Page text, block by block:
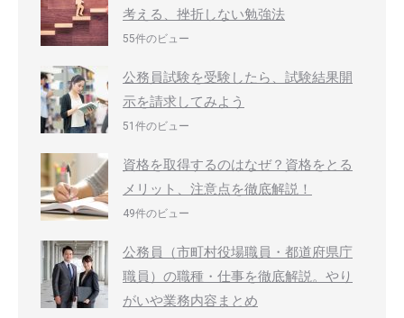
考える、挫折しない勉強法
55件のビュー
公務員試験を受験したら、試験結果開
示を請求してみよう
51件のビュー
資格を取得するのはなぜ？資格をとる
メリット、注意点を徹底解説！
49件のビュー
公務員（市町村役場職員・都道府県庁
職員）の職種・仕事を徹底解説。やり
がいや業務内容まとめ